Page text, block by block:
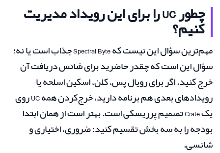
چطور UC را برای این رویداد مدیریت
کنیم؟
مهم‌ترین سؤال این نیست که Spectral Byte جذاب است یا نه؛
سؤال این است که چقدر حاضرید برای شانس دریافت آن
خرج کنید. اگر برای رویال پس، کلن، اسکین اسلحه یا
رویدادهای بعدی هم برنامه دارید، خرج‌کردن همه UC روی
یک Crate تصمیم پرریسکی است. بهتر است از همان ابتدا
بودجه را به سه بخش تقسیم کنید: ضروری، اختیاری و
شانسی.